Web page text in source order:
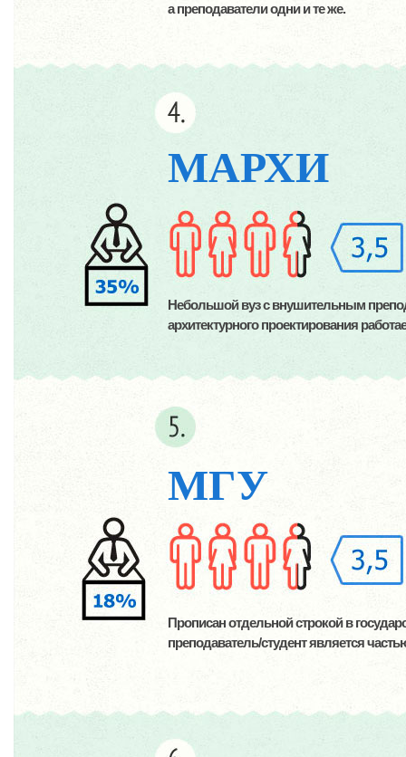
а преподаватели одни и те же.
МАРХИ
Небольшой вуз с внушительным
архитектурного проектирования
МГУ
Прописан отдельной строкой в
преподаватель/студент является